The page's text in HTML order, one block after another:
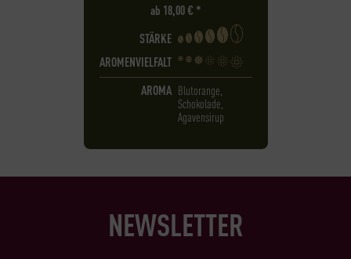
ab 18,00€ *
STÄRKE
AROMENVIELFALT
AROMA Blutorange,
Schokolade,
Agavensirup
NEWSLETTER